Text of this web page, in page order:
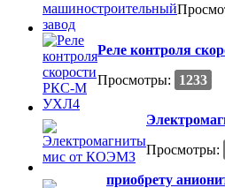
Реле контроля
Просмотры:
1233
Просмотры:
приобрету